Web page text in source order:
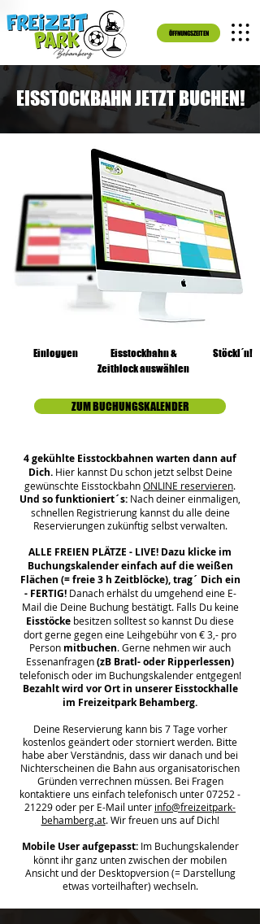
ÖFFNUNGSZEITEN
EISSTOCKBAHN JETZT BUCHEN!
Einloggen
Eisstockbahn &
Zeitblock auswählen
Stöckl´n!
ZUM BUCHUNGSKALENDER
4 gekühlte Eisstockbahnen warten dann auf
Dich. Hier kannst Du schon jetzt selbst Deine
gewünschte EisstockbahnONLINE reservieren.
Und sofunktioniert´s: Nach deiner einmaligen,
schnellen Registrierung kannst du alle deine
Reservierungen zukünftig selbst verwalten.
ALLE FREIEN PLÄTZE - LIVE! Dazu klicke im
Buchungskalender einfach auf die weißen
Flächen (= freie 3 h Zeitblöcke), trag´ Dich ein
- FERTIG! Danacherhälstdu umgehend eine E-
Mail die Deine Buchung bestätigt. Falls Du keine
Eisstöcke besitzen solltest so kannst Du diese
dort gerne gegen eine Leihgebühr von € 3,- pro
Person mitbuchen. Gerne nehmen wir auch
Essenanfragen(zB Bratl- oder Ripperlessen)
telefonisch oder im Buchungskalender entgegen!
Bezahlt wird vor Ort in unserer Eisstockhalle
im Freizeitpark Behamberg.
Deine Reservierung kann bis 7 Tage vorher
kostenlos geändert oder storniert werden. Bitte
habe aber Verständnis, dass wir danach und bei
Nichterscheinen die Bahn aus organisatorischen
Gründen verrechnen müssen. Bei Fragen
kontaktiere uns einfach telefonisch unter07252 -
21229oder per E-Mail unter info@freizeitpark-
behamberg.at. Wir freuen uns auf Dich!
Mobile User aufgepasst:Im Buchungskalender
könnt ihr ganz unten zwischen der mobilen
Ansicht und der Desktopversion (= Darstellung
etwas vorteilhafter) wechseln.